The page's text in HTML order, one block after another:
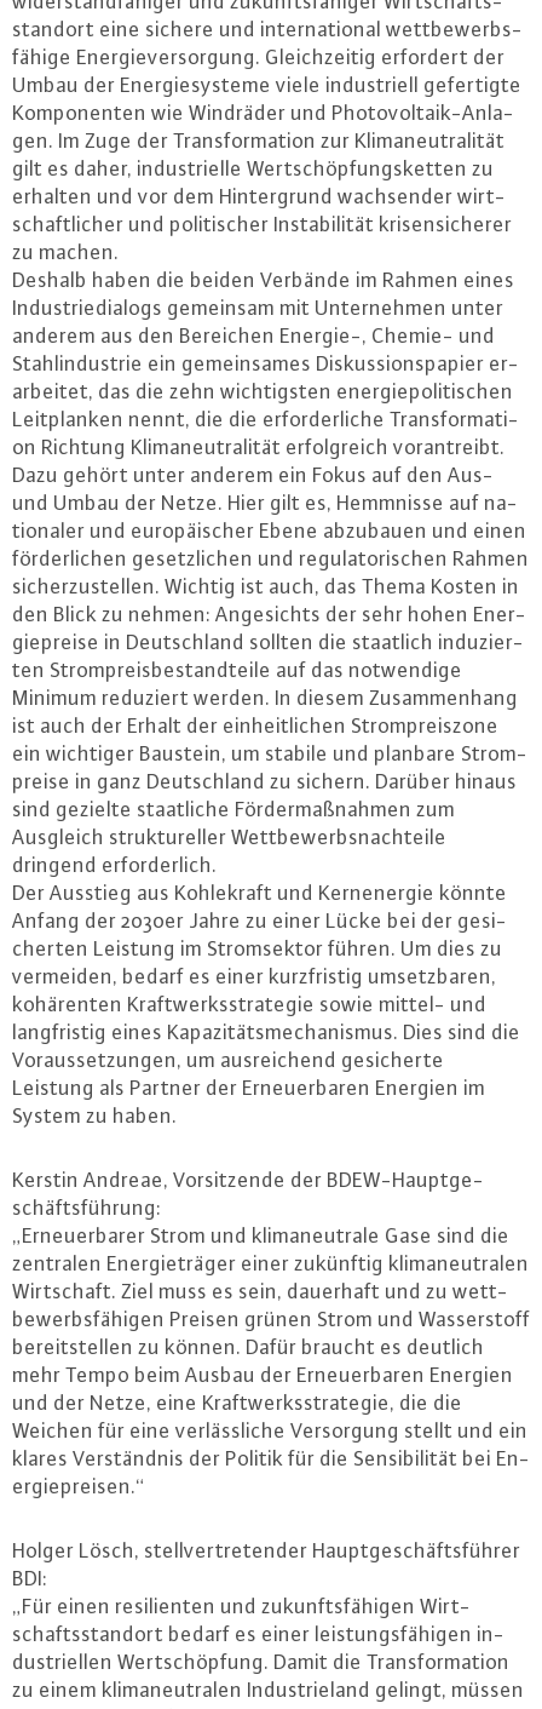
stand­ort eine sichere und in­ter­na­tio­nal wett­be­werbs­
fä­hi­ge En­er­gie­ver­sor­gung. Gleich­zei­tig erfordert der
Umbau der En­er­gie­sys­te­me viele in­dus­tri­ell ge­fer­tig­te
Kom­po­nen­ten wie Windräder und Pho­to­vol­ta­ik-An­la­
gen. Im Zuge der Trans­for­ma­ti­on zur Kli­ma­neu­tra­li­tät
gilt es daher, in­dus­tri­el­le Wert­schöp­fungs­ket­ten zu
erhalten und vor dem Hin­ter­grund wach­sen­der wirt­
schaft­li­cher und po­li­ti­scher In­sta­bi­li­tät kri­sen­si­che­rer
zu machen.
Deshalb haben die beiden Verbände im Rahmen eines
In­dus­trie­dia­logs gemeinsam mit Un­ter­neh­men unter
anderem aus den Bereichen Energie-, Chemie- und
Stahl­in­dus­trie ein ge­mein­sa­mes Dis­kus­si­ons­pa­pier er­
ar­bei­tet, das die zehn wich­tigs­ten en­er­gie­po­li­ti­schen
Leit­plan­ken nennt, die die er­for­der­li­che Trans­for­ma­ti­
on Richtung Kli­ma­neu­tra­li­tät er­folg­reich vor­an­treibt.
Dazu gehört unter anderem ein Fokus auf den Aus-
und Umbau der Netze. Hier gilt es, Hemmnisse auf na­
tio­na­ler und eu­ro­päi­scher Ebene abzubauen und einen
för­der­li­chen ge­setz­li­chen und re­gu­la­to­ri­schen Rahmen
si­cher­zu­stel­len. Wichtig ist auch, das Thema Kosten in
den Blick zu nehmen: An­ge­sichts der sehr hohen En­er­
gie­prei­se in Deutsch­land sollten die staatlich in­du­zier­
ten Strom­preis­be­stand­tei­le auf das not­wen­di­ge
Minimum reduziert werden. In diesem Zu­sam­men­hang
ist auch der Erhalt der ein­heit­li­chen Strom­preis­zo­ne
ein wichtiger Baustein, um stabile und planbare Strom­
prei­se in ganz Deutsch­land zu sichern. Darüber hinaus
sind gezielte staat­li­che För­der­maß­nah­men zum
Ausgleich struk­tu­rel­ler Wett­be­werbs­nach­tei­le
dringend er­for­der­lich.
Der Ausstieg aus Koh­le­kraft und Kern­ener­gie könnte
Anfang der 2030er Jahre zu einer Lücke bei der ge­si­
cher­ten Leistung im Strom­sek­tor führen. Um dies zu
vermeiden, bedarf es einer kurz­fris­tig um­setz­ba­ren,
ko­hä­ren­ten Kraft­werks­stra­te­gie sowie mittel- und
lang­fris­tig eines Ka­pa­zi­täts­me­cha­nis­mus. Dies sind die
Vor­aus­set­zun­gen, um aus­rei­chend ge­si­cher­te
Leistung als Partner der Er­neu­er­ba­ren Energien im
System zu haben.
Kerstin Andreae, Vor­sit­zen­de der BDEW-Haupt­ge­
schäfts­füh­rung:
„Er­neu­er­ba­rer Strom und kli­ma­neu­tra­le Gase sind die
zentralen En­er­gie­trä­ger einer zukünftig kli­ma­neu­tra­len
Wirt­schaft. Ziel muss es sein, dauerhaft und zu wett­
be­werbs­fä­hi­gen Preisen grünen Strom und Was­ser­stoff
be­reit­stel­len zu können. Dafür braucht es deutlich
mehr Tempo beim Ausbau der Er­neu­er­ba­ren Energien
und der Netze, eine Kraft­werks­stra­te­gie, die die
Weichen für eine ver­läss­li­che Ver­sor­gung stellt und ein
klares Ver­ständ­nis der Politik für die Sen­si­bi­li­tät bei En­
er­gie­prei­sen.“
Holger Lösch, stell­ver­tre­ten­der Haupt­ge­schäfts­füh­rer
BDI:
„Für einen resi­li­en­ten und zu­kunfts­fä­hi­gen Wirt­
schafts­stand­ort bedarf es einer leis­tungs­fä­hi­gen in­
dus­tri­el­len Wert­schöp­fung. Damit die Trans­for­ma­ti­on
zu einem kli­ma­neu­tra­len In­dus­trie­land gelingt, müssen